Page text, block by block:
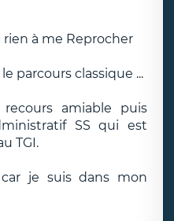
rien à me Reprocher
parcours classique ...
amiable puis
SS qui est
TGI.
je suis dans mon